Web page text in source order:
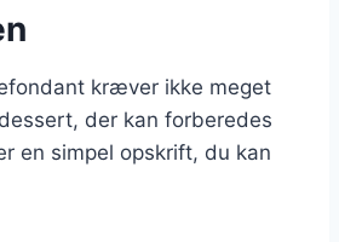
kræver ikke meget
der kan forberedes
en simpel opskrift, du kan